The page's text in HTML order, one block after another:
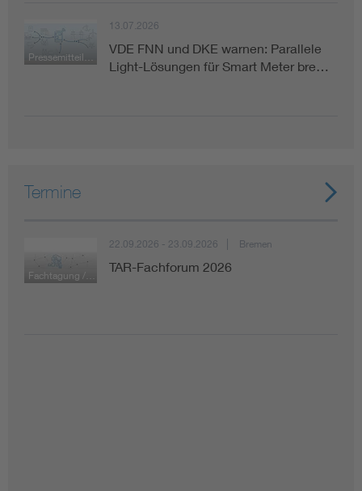
Pressemitteilung
13.07.2026
VDE FNN und DKE warnen: Parallele
Light-Lösungen für Smart Meter bre…
Termine
22.09.2026 - 23.09.2026 Bremen
TAR-Fachforum 2026